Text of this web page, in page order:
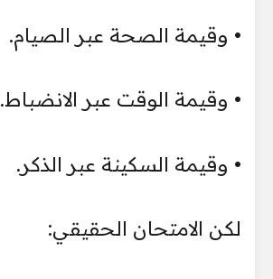
• وقيمة الصحة عبر الصيام.
• وقيمة الوقت عبر الانضباط.
• وقيمة السكينة عبر الذكر.
لكن الامتحان الحقيقي: